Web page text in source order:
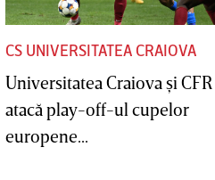
CS UNIVERSITATEA CRAIOVA
Universitatea Craiova şi
atacă play-off-ul cupelor
europene...